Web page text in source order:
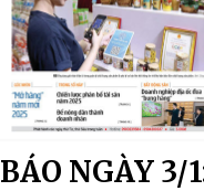
NGÀY 3/